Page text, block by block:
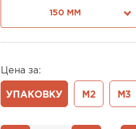
150 ММ
Цена за:
УПАКОВКУ М2 М3